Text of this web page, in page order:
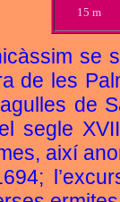
15 m
se
de les
de
segle
així